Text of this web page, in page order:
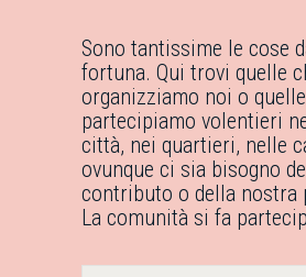
Sono tantissime le cose
fortuna. Qui trovi quelle
organizziamo noi o
partecipiamo volentieri
città, nei quartieri, nelle
ovunque ci sia bisogno
contributo o della nostra
La comunità si fa